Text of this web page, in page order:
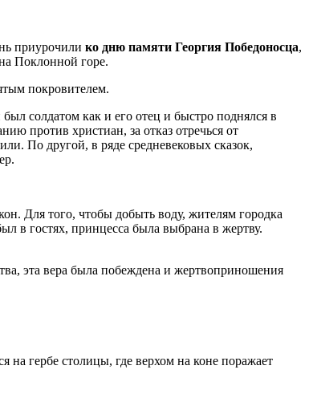
приурочили ко дню памяти Георгия Победоносца,
Поклонной горе.
покровителем.
солдатом как и его отец и быстро поднялся в
против христиан, за отказ отречься от
По другой, в ряде средневековых сказок,
Для того, чтобы добыть воду, жителям городка
в гостях, принцесса была выбрана в жертву.
эта вера была побеждена и жертвоприношения
гербе столицы, где верхом на коне поражает